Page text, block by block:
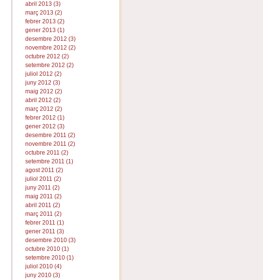
abril 2013 (3)
març 2013 (2)
febrer 2013 (2)
gener 2013 (1)
desembre 2012 (3)
novembre 2012 (2)
octubre 2012 (2)
setembre 2012 (2)
juliol 2012 (2)
juny 2012 (3)
maig 2012 (2)
abril 2012 (2)
març 2012 (2)
febrer 2012 (1)
gener 2012 (3)
desembre 2011 (2)
novembre 2011 (2)
octubre 2011 (2)
setembre 2011 (1)
agost 2011 (2)
juliol 2011 (2)
juny 2011 (2)
maig 2011 (2)
abril 2011 (2)
març 2011 (2)
febrer 2011 (1)
gener 2011 (3)
desembre 2010 (3)
octubre 2010 (1)
setembre 2010 (1)
juliol 2010 (4)
juny 2010 (3)